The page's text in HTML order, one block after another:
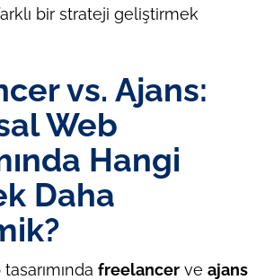
bir strateji geliştirmek
vs. Ajans:
Web
Hangi
Daha
freelancer veajans